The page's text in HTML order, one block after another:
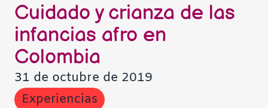
Cuidado y crianza de las
infancias afro en
Colombia
31 de octubre de 2019
Experiencias